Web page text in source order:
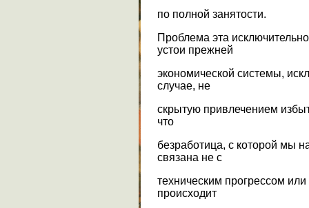
по полной занятости.
Проблема эта
устои прежней
экономической системы,
случае, не
скрытую привлечением
что
безработица, с которой мы
связана не с
техническим прогрессом
происходит